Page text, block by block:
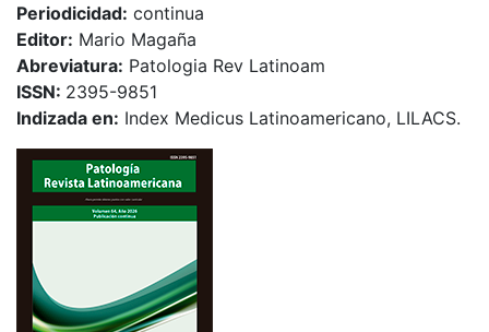
Periodicidad: continua
Editor: Mario Magaña
Abreviatura: Patologia Rev Latinoam
ISSN: 2395-9851
Indizada en: Index Medicus Latinoamericano, LILACS.